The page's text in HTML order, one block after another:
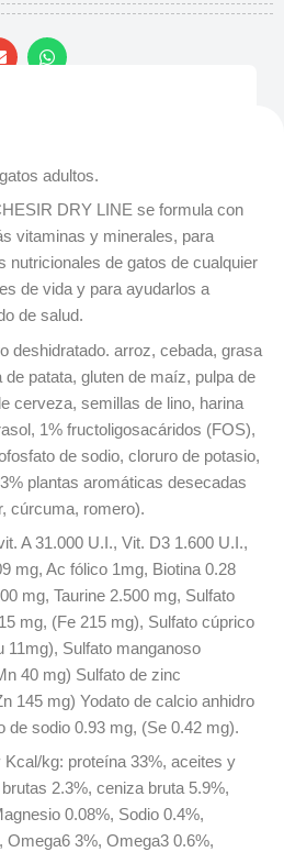
adultos.
DRY LINE se formula con
vitaminas y minerales, para
nutricionales de gatos de cualquier
de vida y para ayudarlos a
de salud.
deshidratado. arroz, cebada, grasa
patata, gluten de maíz, pulpa de
cerveza, semillas de lino, harina
1% fructoligosacáridos (FOS),
de sodio, cloruro de potasio,
plantas aromáticas desecadas
cúrcuma, romero).
A 31.000 U.I., Vit. D3 1.600 U.I.,
mg, Ac fólico 1mg, Biotina 0.28
mg, Taurine 2.500 mg, Sulfato
mg, (Fe 215 mg), Sulfato cúprico
11mg), Sulfato manganoso
40 mg) Sulfato de zinc
145 mg) Yodato de calcio anhidro
de sodio 0.93 mg, (Se 0.42 mg).
kg: proteína 33%, aceites y
2.3%, ceniza bruta 5.9%,
0.08%, Sodio 0.4%,
3%, Omega3 0.6%,